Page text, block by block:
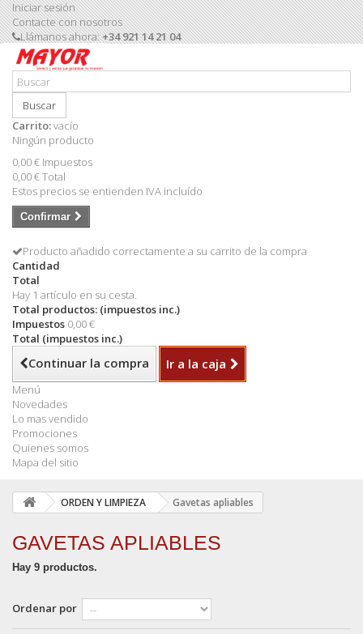
Iniciar sesión
Contacte con nosotros
Llámanos ahora:+34 921 14 21 04
Buscar
Carrito:vacío
Ningún producto
0,00 € Impuestos
0,00 €Total
Estos precios se entienden IVA incluído
Confirmar
Producto añadido correctamente a su carrito de la compra
Cantidad
Total
Hay 1 artículo en su cesta.
Total productos: (impuestos inc.)
Impuestos 0,00 €
Total (impuestos inc.)
Continuar la compra Ir a la caja
Menú
Novedades
Lo mas vendido
Promociones
Quienes somos
Mapa del sitio
ORDEN Y LIMPIEZA Gavetas apliables
GAVETAS APLIABLES
Hay 9 productos.
Ordenar por